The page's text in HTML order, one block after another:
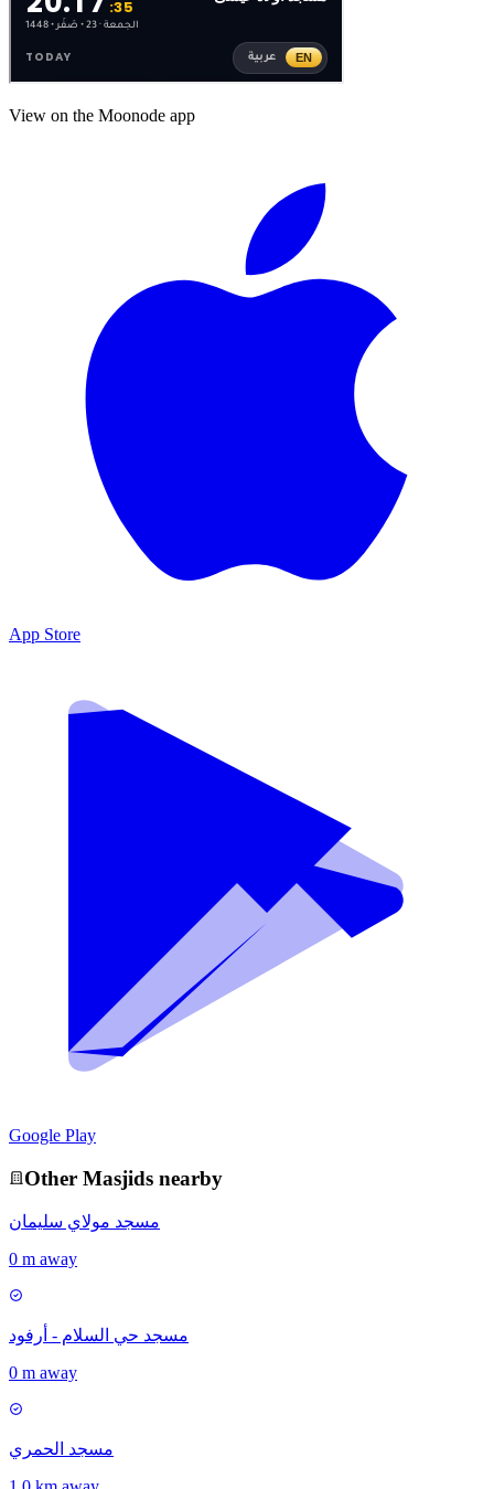
View on the Moonode app
App Store
Google Play
Other Masjids nearby
مسجد مولاي سليمان
0 m away
مسجد حي السلام - أرفود
0 m away
مسجد الحمري